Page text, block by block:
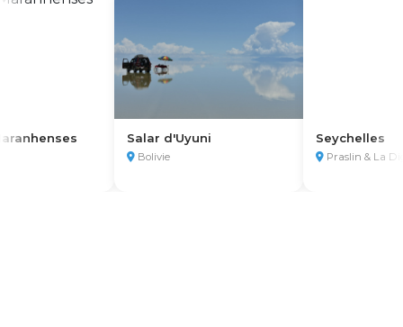
Grande Barrière de
Corail
Fjords de
Bergen, Norvège